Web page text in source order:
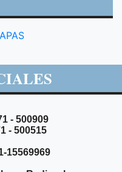
- 500909
15569969